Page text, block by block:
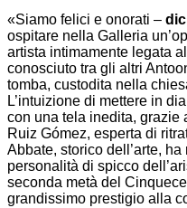
«Siamo felici e onorati –
ospitare nella Galleria
artista intimamente legata
conosciuto tra gli altri
tomba, custodita nella
L’intuizione di mettere in
con una tela inedita, grazie
Ruiz Gómez, esperta di
Abbate, storico dell’arte,
personalità di spicco
seconda metà del
grandissimo prestigio alla